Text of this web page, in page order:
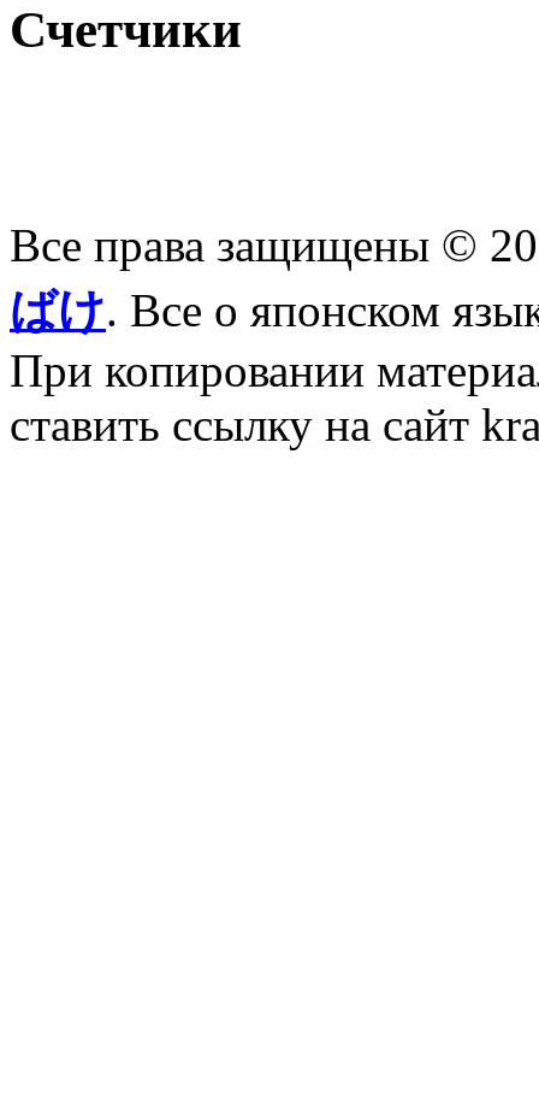
Счетчики
Все права защищены ©
ばけ. Все о японском
При копировании
ставить ссылку на сайт